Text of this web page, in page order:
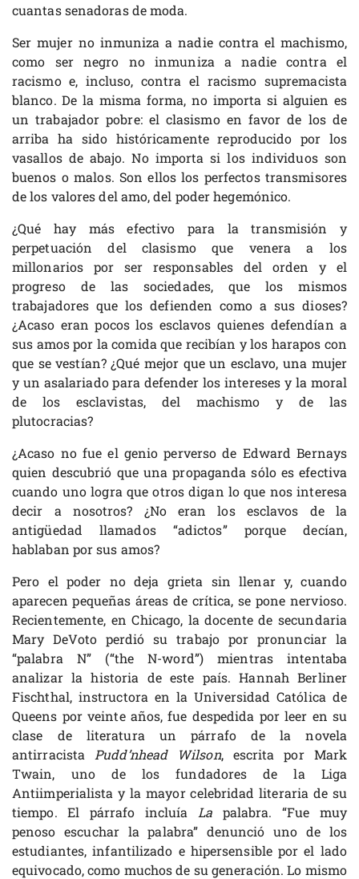
cuantas senadoras de moda.
Ser mujer no inmuniza a nadie contra el machismo,
como ser negro no inmuniza a nadie contra el
racismo e, incluso, contra el racismo supremacista
blanco. De la misma forma, no importa si alguien es
un trabajador pobre: el clasismo en favor de los de
arriba ha sido históricamente reproducido por los
vasallos de abajo. No importa si los individuos son
buenos o malos. Son ellos los perfectos transmisores
de los valores del amo, del poder hegemónico.
¿Qué hay más efectivo para la transmisión y
perpetuación del clasismo que venera a los
millonarios por ser responsables del orden y el
progreso de las sociedades, que los mismos
trabajadores que los defienden como a sus dioses?
¿Acaso eran pocos los esclavos quienes defendían a
sus amos por la comida que recibían y los harapos con
que se vestían? ¿Qué mejor que un esclavo, una mujer
y un asalariado para defender los intereses y la moral
de los esclavistas, del machismo y de las
plutocracias?
¿Acaso no fue el genio perverso de Edward Bernays
quien descubrió que una propaganda sólo es efectiva
cuando uno logra que otros digan lo que nos interesa
decir a nosotros? ¿No eran los esclavos de la
antigüedad llamados “adictos” porque decían,
hablaban por sus amos?
Pero el poder no deja grieta sin llenar y, cuando
aparecen pequeñas áreas de crítica, se pone nervioso.
Recientemente, en Chicago, la docente de secundaria
Mary DeVoto perdió su trabajo por pronunciar la
“palabra N” (“the N-word”) mientras intentaba
analizar la historia de este país. Hannah Berliner
Fischthal, instructora en la Universidad Católica de
Queens por veinte años, fue despedida por leer en su
clase de literatura un párrafo de la novela
antirracista Pudd’nhead Wilson, escrita por Mark
Twain, uno de los fundadores de la Liga
Antiimperialista y la mayor celebridad literaria de su
tiempo. El párrafo incluía La palabra. “Fue muy
penoso escuchar la palabra” denunció uno de los
estudiantes, infantilizado e hipersensible por el lado
equivocado, como muchos de su generación. Lo mismo